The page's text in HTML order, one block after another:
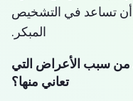
أن تساعد في التشخيص
المبكر.
من سبب الأعراض التي
تعاني منها؟